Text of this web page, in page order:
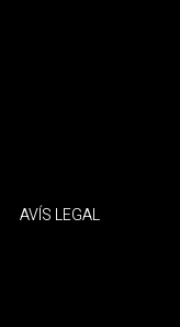
AVÍS LEGAL